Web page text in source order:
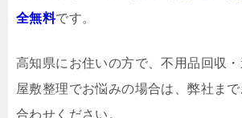
全無料です。
高知県にお住いの方で、不用品回収・
屋敷整理でお悩みの場合は、弊社ま
合わせください。